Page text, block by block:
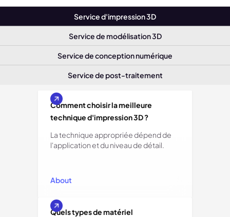
Service d'impression 3D
Service de modélisation 3D
Service de conception numérique
Service de post-traitement
Comment choisir la meilleure
technique d'impression 3D ?
La technique appropriée dépend de
l'application et du niveau de détail.
About
Quels types de matériel